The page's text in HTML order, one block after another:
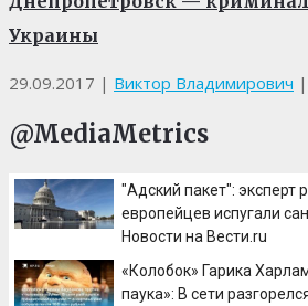
Украины
29.09.2017 | Виктор Владимирович |
@MediaMetrics
"Адский пакет": эксперт
европейцев испугали
Новости на Вести.ru
«Колобок» Гарика
паука»: В сети